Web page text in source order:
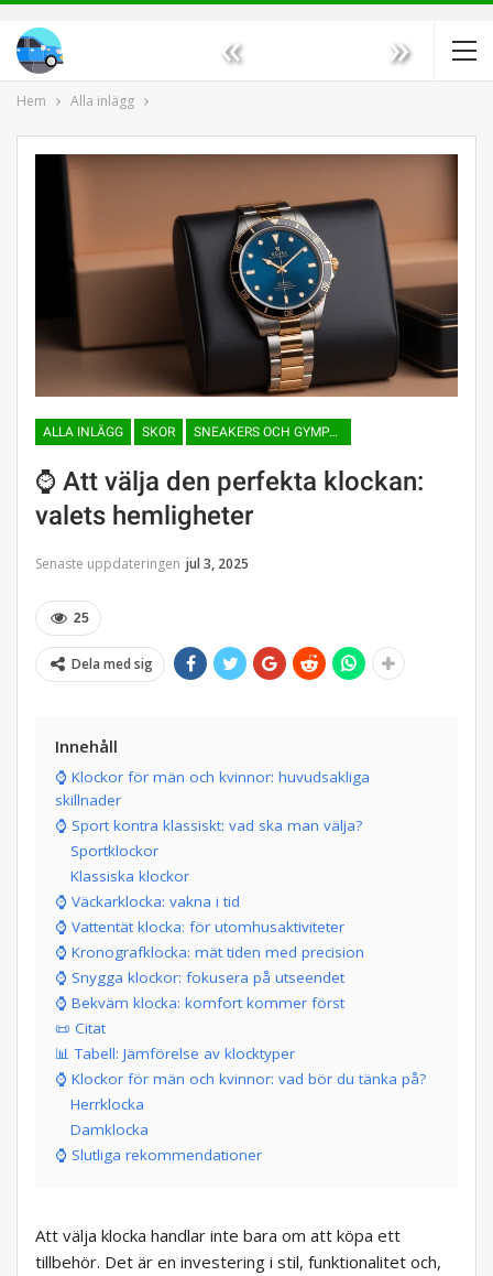
« »
Hem Alla inlägg
ALLA INLÄGG SKOR SNEAKERS OCH GYMPASKOR
⌚ Att välja den perfekta klockan:
valets hemligheter
Senaste uppdateringen jul 3, 2025
25
Dela med sig
Innehåll
⌚ Klockor för män och kvinnor: huvudsakliga
skillnader
⌚ Sport kontra klassiskt: vad ska man välja?
Sportklockor
Klassiska klockor
⌚ Väckarklocka: vakna i tid
⌚ Vattentät klocka: för utomhusaktiviteter
⌚ Kronografklocka: mät tiden med precision
⌚ Snygga klockor: fokusera på utseendet
⌚ Bekväm klocka: komfort kommer först
📜 Citat
📊 Tabell: Jämförelse av klocktyper
⌚ Klockor för män och kvinnor: vad bör du tänka på?
Herrklocka
Damklocka
⌚ Slutliga rekommendationer
Att välja klocka handlar inte bara om att köpa ett
tillbehör. Det är en investering i stil, funktionalitet och,